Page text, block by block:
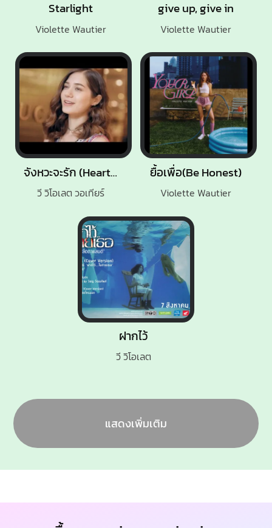
จังหวะจะรัก (Heartbeat)
วี วิโอเลต วอเทียร์
ยื้อเพื่อ(Be Honest)
Violette Wautier
ฝากไว้
วี วิโอเลต
Starlight
Violette Wautier
give up, give in
Violette Wautier
แสดงเพิ่มเติม